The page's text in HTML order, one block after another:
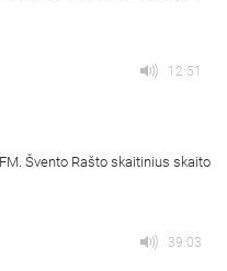
12:51
Švento Rašto skaitinius skaito
39:03